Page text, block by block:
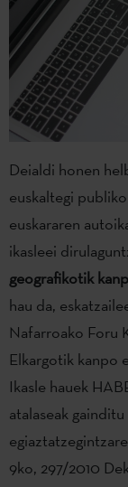
Deialdi honen
euskaltegi
euskararen
ikasleei
geografikotik
hau da,
Nafarroako Foru
Elkargotik kanpo
Ikasle hauek
atalaseak
9ko, 297/2010